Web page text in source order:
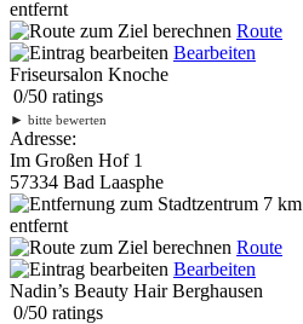
entfernt
Route
Bearbeiten
Friseursalon Knoche
0/50 ratings
► bitte bewerten
Adresse:
Im Großen Hof 1
57334 Bad Laasphe
7 km
entfernt
Route
Bearbeiten
Nadin’s Beauty Hair Berghausen
0/50 ratings